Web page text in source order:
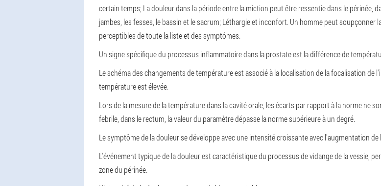
certain temps;La douleur dans la période entre la miction peut être ressentie dans le périnée,
jambes, les fesses, le bassin et le sacrum;Léthargie et inconfort. Un homme peut soupçonner
perceptibles de toute la liste et des symptômes.
Un signe spécifique du processus inflammatoire dans la prostate est la différence de
Le schéma des changements de température est associé à la localisation de la focalisation
température est élevée.
Lors de la mesure de la température dans la cavité orale, les écarts par rapport à la norme ne
febrile, dans le rectum, la valeur du paramètre dépasse la norme supérieure à un degré.
Le symptôme de la douleur se développe avec une intensité croissante avec l'augmentation
L'événement typique de la douleur est caractéristique du processus de vidange de la vessie,
zone du périnée.